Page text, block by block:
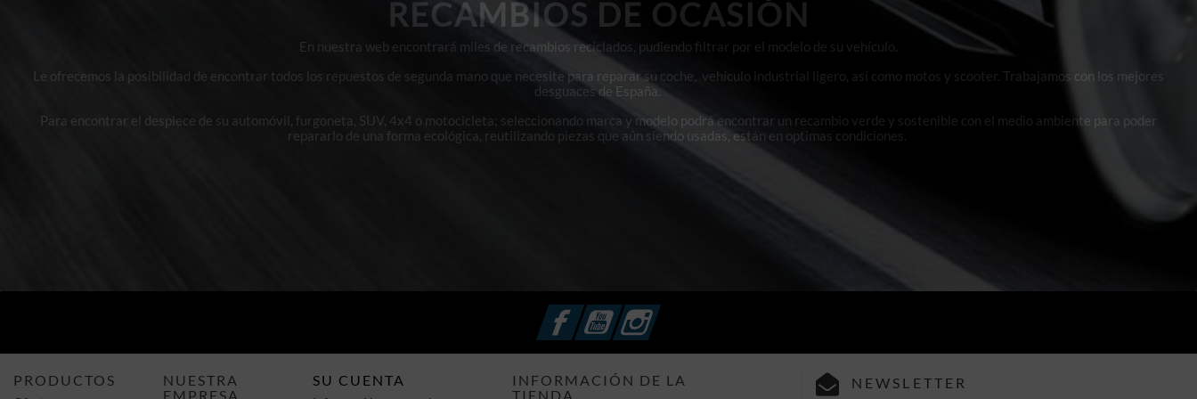
RECAMBIOS DE OCASIÓN
En nuestra web encontrará miles de recambios reciclados, pudiendo filtrar por el modelo de su vehículo.
Le ofrecemos la posibilidad de encontrar todos los repuestos de segunda mano que necesite para reparar su coche, vehículo industrial ligero, así como motos y scooter. Trabajamos con los mejores
desguaces de España.
Para encontrar el despiece de su automóvil, furgoneta, SUV, 4x4 o motocicleta; seleccionando marca y modelo podrá encontrar un recambio verde y sostenible con el medio ambiente para poder
repararlo de una forma ecológica, reutilizando piezas que aún siendo usadas, están en optimas condiciones.
FacebookYouTubeInstagram
PRODUCTOS
NUESTRA
EMPRESA
SU CUENTA
INFORMACIÓN DE LA
TIENDA
NEWSLETTER